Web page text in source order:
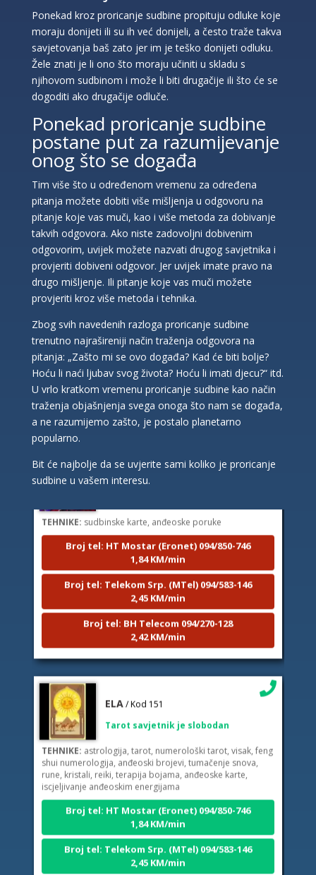
Ponekad kroz proricanje sudbine propituju odluke koje
moraju donijeti ili su ih već donijeli, a često traže takva
savjetovanja baš zato jer im je teško donijeti odluku.
Žele znati je li ono što moraju učiniti u skladu s
njihovom sudbinom i može li biti drugačije ili što će se
dogoditi ako drugačije odluče.
Ponekad proricanje sudbine
postane put za razumijevanje
onog što se događa
Tim više što u određenom vremenu za određena
pitanja možete dobiti više mišljenja u odgovoru na
pitanje koje vas muči, kao i više metoda za dobivanje
takvih odgovora. Ako niste zadovoljni dobivenim
odgovorim, uvijek možete nazvati drugog savjetnika i
provjeriti dobiveni odgovor. Jer uvijek imate pravo na
drugo mišljenje. Ili pitanje koje vas muči možete
provjeriti kroz više metoda i tehnika.
Zbog svih navedenih razloga proricanje sudbine
trenutno najrašireniji način traženja odgovora na
pitanja: „Zašto mi se ovo događa? Kad će biti bolje?
Hoću li naći ljubav svog života? Hoću li imati djecu?“ itd.
U vrlo kratkom vremenu proricanje sudbine kao način
traženja objašnjenja svega onoga što nam se događa,
a ne razumijemo zašto, je postalo planetarno
popularno.
Bit će najbolje da se uvjerite sami koliko je proricanje
sudbine u vašem interesu.
LUCIJA/ Kod #136
TEHNIKE:sudbinske karte, anđeoske poruke
Broj tel: HT Mostar (Eronet) 094/850-746
1,84 KM/min
Broj tel: Telekom Srp. (MTel) 094/583-146
2,45 KM/min
Broj tel: BH Telecom 094/270-128
2,42 KM/min
ELA / Kod 151
Tarot savjetnik je slobodan
TEHNIKE:astrologija, tarot, numerološki tarot, visak, feng
shui numerologija, anđeoski brojevi, tumačenje snova,
rune, kristali, reiki, terapija bojama, anđeoske karte,
iscjeljivanje anđeoskim energijama
Broj tel: HT Mostar (Eronet) 094/850-746
1,84 KM/min
Broj tel: Telekom Srp. (MTel) 094/583-146
2,45 KM/min